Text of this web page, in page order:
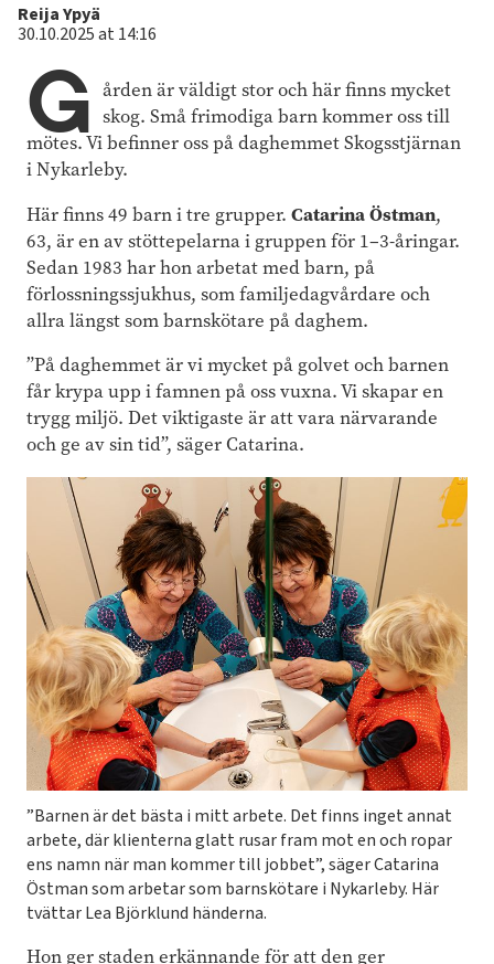
Author
Reija Ypyä
30.10.2025 at 14:16
G ården är väldigt stor och här finns mycket
skog. Små frimodiga barn kommer oss till
mötes. Vi befinner oss på daghemmet Skogsstjärnan
i Nykarleby.
Här finns 49 barn i tre grupper. Catarina Östman,
63, är en av stöttepelarna i gruppen för 1–3-åringar.
Sedan 1983 har hon arbetat med barn, på
förlossningssjukhus, som familjedagvårdare och
allra längst som barnskötare på daghem.
”På daghemmet är vi mycket på golvet och barnen
får krypa upp i famnen på oss vuxna. Vi skapar en
trygg miljö. Det viktigaste är att vara närvarande
och ge av sin tid”, säger Catarina.
”Barnen är det bästa i mitt arbete. Det finns inget annat
arbete, där klienterna glatt rusar fram mot en och ropar
ens namn när man kommer till jobbet”, säger Catarina
Östman som arbetar som barnskötare i Nykarleby. Här
tvättar Lea Björklund händerna.
Hon ger staden erkännande för att den ger